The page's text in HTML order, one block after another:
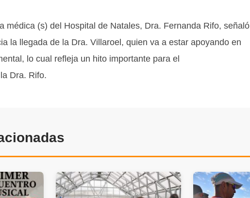
médica (s) del Hospital de Natales, Dra. Fernanda Rifo, señaló
la llegada de la Dra. Villaroel, quien va a estar apoyando en
lo cual refleja un hito importante para el
Dra. Rifo.